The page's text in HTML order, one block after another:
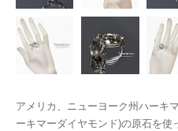
アメリカ、ニューヨーク州ハーキ
ーキマーダイヤモンド)の原石を使